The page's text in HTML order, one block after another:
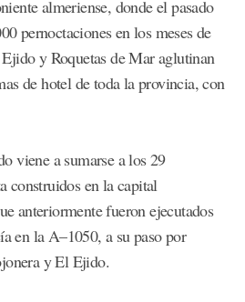
almeriense, donde el pasado
pernoctaciones en los meses de
y Roquetas de Mar aglutinan
de hotel de toda la provincia, con
viene a sumarse a los 29
construidos en la capital
anteriormente fueron ejecutados
en la A–1050, a su paso por
y El Ejido.